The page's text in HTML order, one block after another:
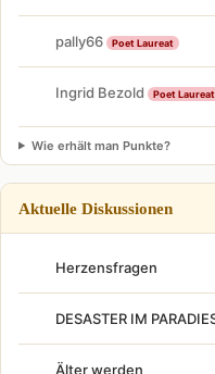
pally66 Poet Laureat
Ingrid Bezold Poet Laureat
Wie erhält man Punkte?
Aktuelle Diskussionen
Herzensfragen
DESASTER IM
Älter werden